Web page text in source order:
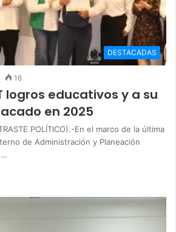
DESTACADAS
16
logros educativos y a su
en 2025
POLÍTICO).-En el marco de la última
de Administración y Planeación